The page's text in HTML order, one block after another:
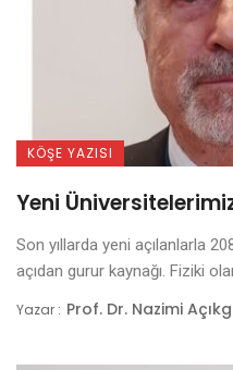
KÖŞE YAZISI
Yeni
Son yıllarda yeni açılanlarla
açıdan gurur kaynağı. Fiziki
Yazar : Prof. Dr. Nazimi